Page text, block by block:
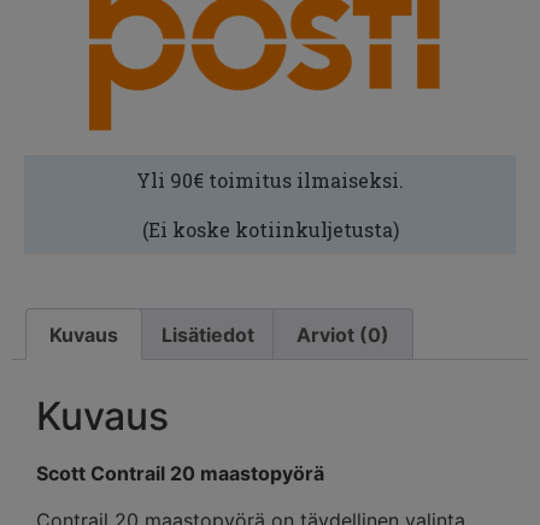
Yli 90€ toimitus ilmaiseksi.
(Ei koske kotiinkuljetusta)
Kuvaus Lisätiedot Arviot (0)
Kuvaus
Scott Contrail 20 maastopyörä
Contrail 20 maastopyörä on täydellinen valinta